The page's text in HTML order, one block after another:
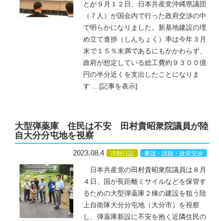
とが９月１２日、日本共産党沖縄県議団
（７人）が国会内で行った政府交渉の中
で明らかになりました。新基地建設の埋
め立て進捗（しんちょく）率は今年３月
末で１５％未満であるにもかかわらず、
政府が想定している総工費約９３００億
円の半分近くを支出したことになりま
す … [記事を表示]
大型弾薬庫 住民は不安 田村貴昭衆院議員が陸
自大分分屯地を視察
2023.08.4 活動日誌 要請・請願・政府交渉
日本共産党の田村貴昭衆院議員は８月
４日、国が長距離ミサイルなどを保管す
るための大型弾薬庫２棟の建設を狙う陸
上自衛隊大分分屯地（大分市）を視察
し、弾薬庫新設に不安を抱く近隣住民の